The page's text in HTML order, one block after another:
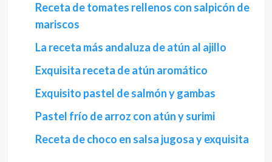
Receta de tomates rellenos con salpicón de
mariscos
La receta más andaluza de atún al ajillo
Exquisita receta de atún aromático
Exquisito pastel de salmón y gambas
Pastel frío de arroz con atún y surimi
Receta de choco en salsa jugosa y exquisita